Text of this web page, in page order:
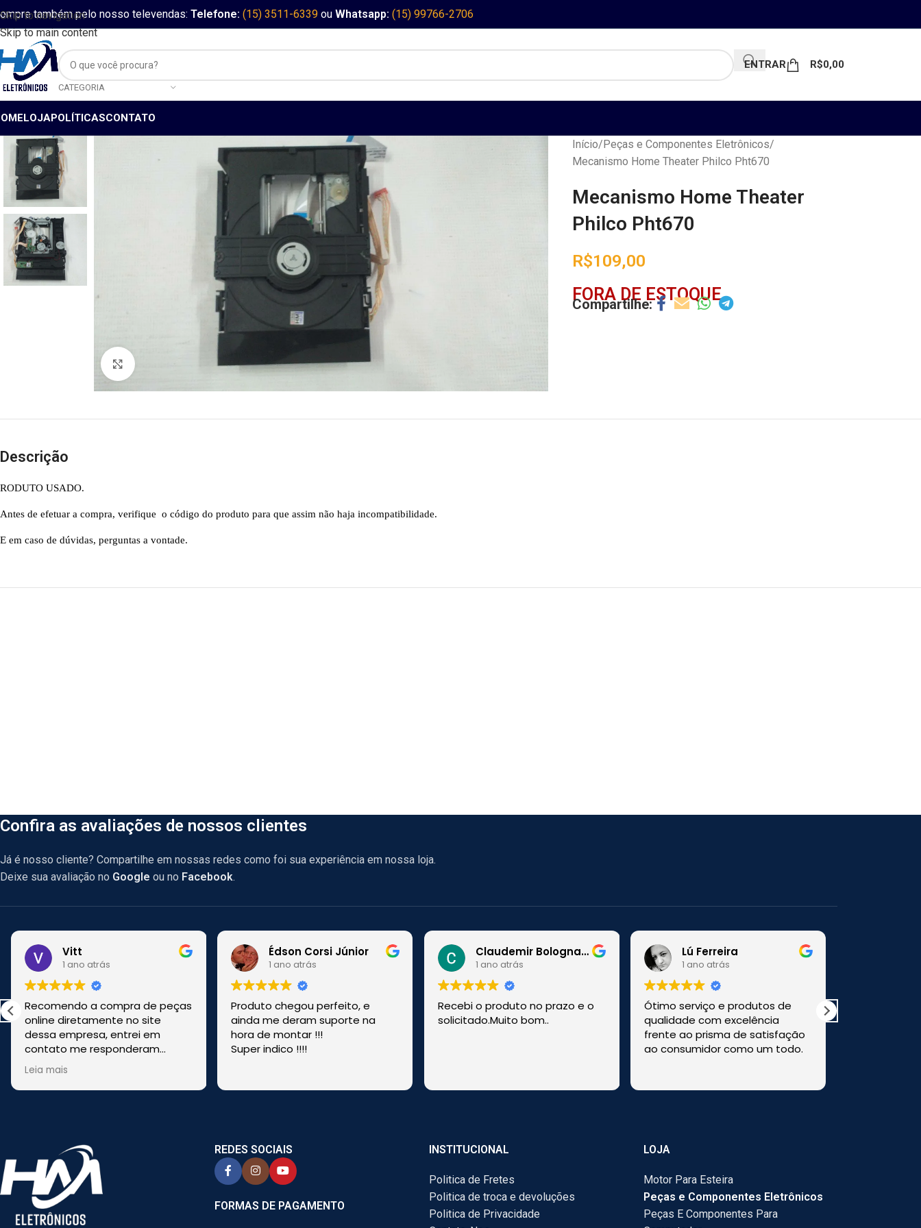
Skip to navigation
Skip to main content
também pelo nosso televendas: Telefone: (15) 3511-6339 ou Whatsapp: (15) 99766-2706
CATEGORIA
ENTRAR R$0,00
LOJAPOLÍTICASCONTATO
Início Peças e Componentes Eletrônicos
Mecanismo Home Theater Philco Pht670
Mecanismo Home Theater
Philco Pht670
R$109,00
FORA DE ESTOQUE
Descrição
RODUTO USADO.
Antes de efetuar a compra, verifique o código do produto para que assim não haja incompatibilidade.
E em caso de dúvidas, perguntas a vontade.
Confira as avaliações de nossos clientes
Já é nosso cliente? Compartilhe em nossas redes como foi sua experiência em nossa loja.
Deixe sua avaliação no Google ou no Facebook.
Vitt
1 ano atrás
Recomendo a compra de peças
online diretamente no site
dessa empresa, entrei em
contato me responderam
rapido, me tiraram duvidas,
enviaram pela transportadora e
foi bem rapido. Comprei de
Leia mais
Édson Corsi Júnior
1 ano atrás
Produto chegou perfeito, e
ainda me deram suporte na
hora de montar !!!
Super indico !!!!
Claudemir Bolognato
1 ano atrás
Recebi o produto no prazo e o
solicitado.Muito bom..
Lú Ferreira
1 ano atrás
Ótimo serviço e produtos de
qualidade com excelência
frente ao prisma de satisfação
ao consumidor como um todo.
REDES SOCIAIS
FORMAS DE PAGAMENTO
INSTITUCIONAL
Politica de Fretes
Politica de troca e devoluções
Politica de Privacidade
LOJA
Motor Para Esteira
Peças e Componentes Eletrônicos
Peças E Componentes Para